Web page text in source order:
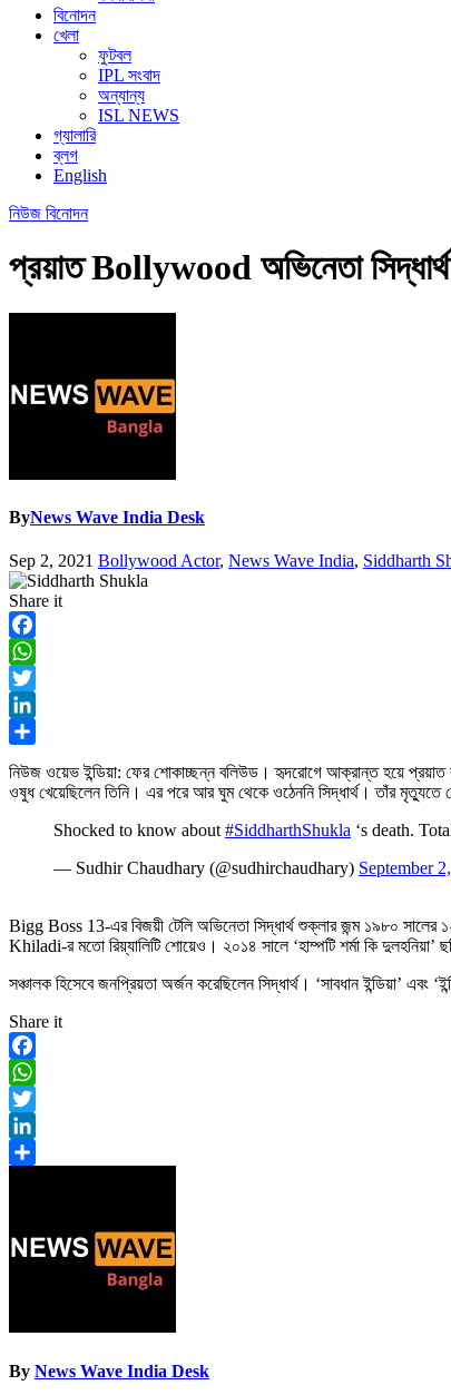
বিনোদন
খেলা
ফুটবল
IPL সংবাদ
অন্যান্য
ISL NEWS
গ্যালারি
ব্লগ
English
নিউজ বিনোদন
প্রয়াত Bollywood অভিনেতা
ByNews Wave India Desk
Sep 2, 2021 Bollywood Actor, News Wave India, Siddharth
Share it
Facebook
WhatsApp
Twitter
LinkedIn
নিউজ ওয়েভ ইন্ডিয়া: ফের শোকাচ্ছন্ন বলিউড। হৃদরোগে আক্রান্ত হয়ে
ওষুধ খেয়েছিলেন তিনি। এর পরে আর ঘুম থেকে ওঠেননি সিদ্ধার্থ। তাঁর
Shocked to know about #SiddharthShukla ‘s death.
— Sudhir Chaudhary (@sudhirchaudhary) September
Bigg Boss 13-এর বিজয়ী টেলি অভিনেতা সিদ্ধার্থ শুক্লার জন্ম ১৯৮০
Khiladi-র মতো রিয়্যালিটি শোয়েও। ২০১৪ সালে ‘হাম্পটি শর্মা কি দুলহনিয়া’
সঞ্চালক হিসেবে জনপ্রিয়তা অর্জন করেছিলেন সিদ্ধার্থ। ‘সাবধান ইন্ডিয়া’
Share it
Facebook
WhatsApp
Twitter
LinkedIn
By News Wave India Desk